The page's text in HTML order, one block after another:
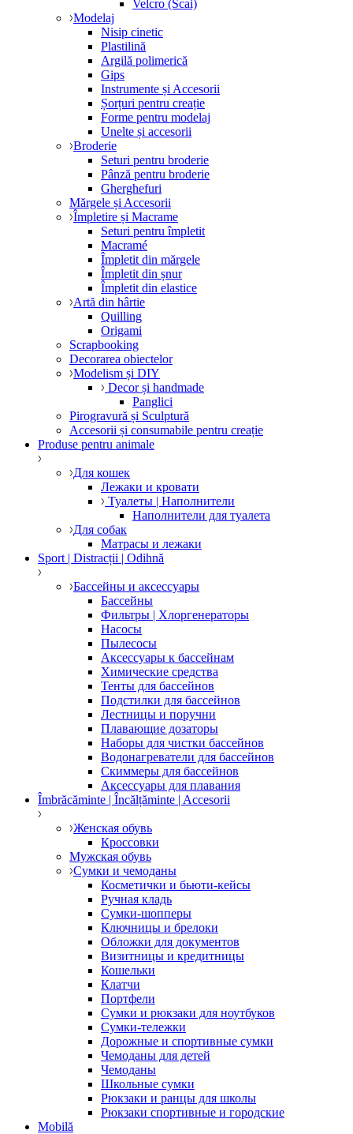
Velcro (Scai)
Modelaj
Nisip cinetic
Plastilină
Argilă polimerică
Gips
Instrumente și Accesorii
Șorțuri pentru creație
Forme pentru modelaj
Unelte și accesorii
Broderie
Seturi pentru broderie
Pânză pentru broderie
Gherghefuri
Mărgele și Accesorii
Împletire și Macrame
Seturi pentru împletit
Macramé
Împletit din mărgele
Împletit din șnur
Împletit din elastice
Artă din hârtie
Quilling
Origami
Scrapbooking
Decorarea obiectelor
Modelism și DIY
Decor și handmade
Panglici
Pirogravură și Sculptură
Accesorii și consumabile pentru creație
Produse pentru animale
Для кошек
Лежаки и кровати
Туалеты | Наполнители
Наполнители для туалета
Для собак
Матрасы и лежаки
Sport | Distracții | Odihnă
Бассейны и аксессуары
Бассейны
Фильтры | Хлоргенераторы
Насосы
Пылесосы
Аксессуары к бассейнам
Химические средства
Тенты для бассейнов
Подстилки для бассейнов
Лестницы и поручни
Плавающие дозаторы
Наборы для чистки бассейнов
Водонагреватели для бассейнов
Скиммеры для бассейнов
Аксессуары для плавания
Îmbrăcăminte | Încălțăminte | Accesorii
Женская обувь
Кроссовки
Мужская обувь
Сумки и чемоданы
Косметички и бьюти-кейсы
Ручная кладь
Сумки-шопперы
Ключницы и брелоки
Обложки для документов
Визитницы и кредитницы
Кошельки
Клатчи
Портфели
Сумки и рюкзаки для ноутбуков
Сумки-тележки
Дорожные и спортивные сумки
Чемоданы для детей
Чемоданы
Школьные сумки
Рюкзаки и ранцы для школы
Рюкзаки спортивные и городские
Mobilă